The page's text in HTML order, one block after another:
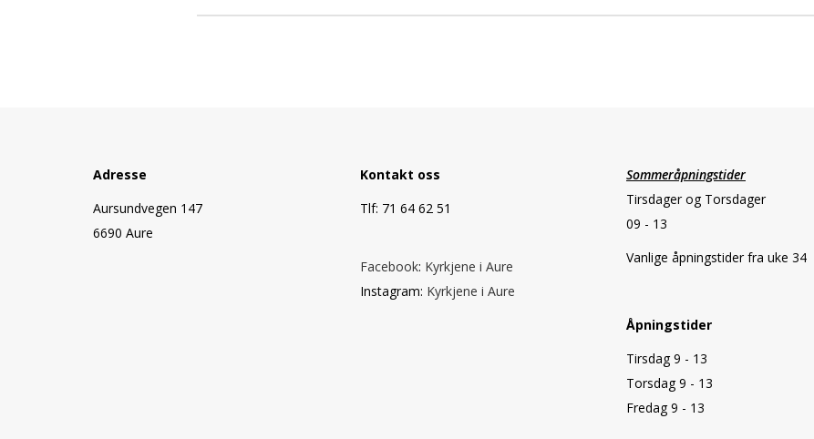
Adresse
Aursundvegen 147
6690 Aure
Kontakt oss
Tlf: 71 64 62 51
Facebook: Kyrkjene i Aure
Instagram: Kyrkjene i Aure
Sommeråpningstider
Tirsdager og Torsdager
09 - 13
Vanlige åpningstider fra uke 34
Åpningstider
Tirsdag 9 - 13
Torsdag 9 - 13
Fredag 9 - 13